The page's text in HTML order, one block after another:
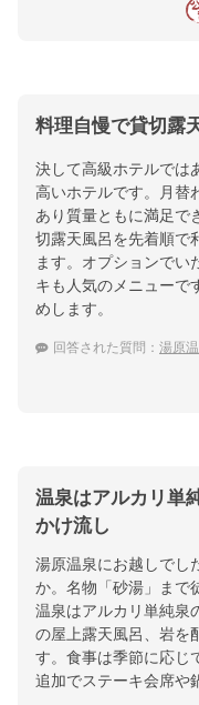
料理自慢で貸切露
決して高級ホテルでは
高いホテルです。月替
あり質量ともに満足で
切露天風呂を先着順で
ます。オプションでい
キも人気のメニューで
めします。
回答された質問： 湯原
温泉はアルカリ単
かけ流し
湯原温泉にお越しでし
か。名物「砂湯」まで
温泉はアルカリ単純泉
の屋上露天風呂、岩を
す。食事は季節に応じ
追加でステーキ会席や